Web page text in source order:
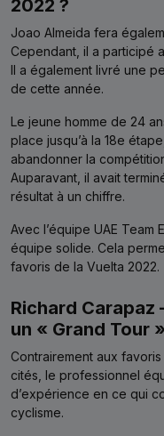
2022 ?
Joao Almeida fera
Cependant, il a participé
Il a également livré une
de cette année.
Le jeune homme de 24
place jusqu’à la 18e
abandonner la
Auparavant, il avait
résultat à un chiffre.
Avec l’équipe UAE Team
équipe solide. Cela
favoris de la Vuelta 2022.
Richard Carapaz
un « Grand Tour
Contrairement aux
cités, le professionnel
d’expérience en ce qui
cyclisme.